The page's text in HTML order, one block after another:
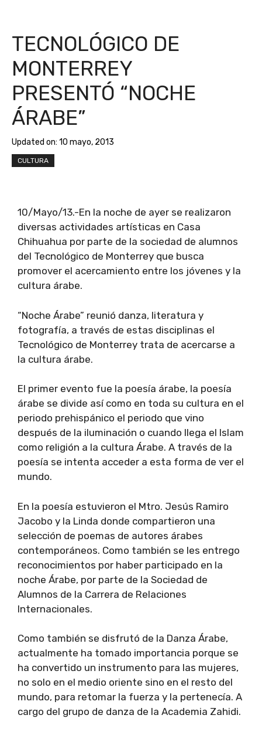
TECNOLÓGICO DE
MONTERREY
PRESENTÓ “NOCHE
ÁRABE”
Updated on: 10 mayo, 2013
CULTURA
10/Mayo/13.-En la noche de ayer se realizaron
diversas actividades artísticas en Casa
Chihuahua por parte de la sociedad de alumnos
del Tecnológico de Monterrey que busca
promover el acercamiento entre los jóvenes y la
cultura árabe.
“Noche Árabe” reunió danza, literatura y
fotografía, a través de estas disciplinas el
Tecnológico de Monterrey trata de acercarse a
la cultura árabe.
El primer evento fue la poesía árabe, la poesía
árabe se divide así como en toda su cultura en el
periodo prehispánico el periodo que vino
después de la iluminación o cuando llega el Islam
como religión a la cultura Árabe. A través de la
poesía se intenta acceder a esta forma de ver el
mundo.
En la poesía estuvieron el Mtro. Jesús Ramiro
Jacobo y la Linda donde compartieron una
selección de poemas de autores árabes
contemporáneos. Como también se les entrego
reconocimientos por haber participado en la
noche Árabe, por parte de la Sociedad de
Alumnos de la Carrera de Relaciones
Internacionales.
Como también se disfrutó de la Danza Árabe,
actualmente ha tomado importancia porque se
ha convertido un instrumento para las mujeres,
no solo en el medio oriente sino en el resto del
mundo, para retomar la fuerza y la pertenecía. A
cargo del grupo de danza de la Academia Zahidi.